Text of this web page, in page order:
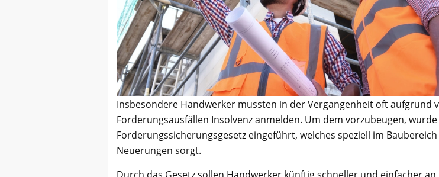
Insbesondere Handwerker mussten in der Vergangenheit oft aufgrund
Forderungsausfällen Insolvenz anmelden. Um dem vorzubeugen,
Forderungssicherungsgesetz eingeführt, welches speziell im
Neuerungen sorgt.